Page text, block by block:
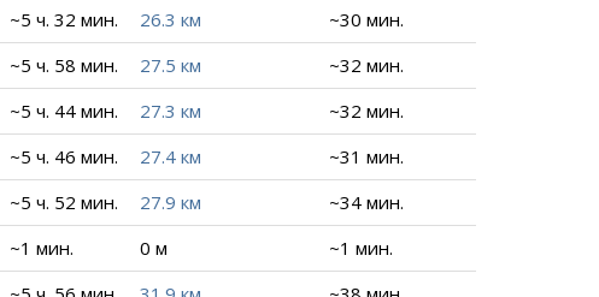
~5 ч. 32 мин. 26.3 км
~30 мин.
~5 ч. 58 мин. 27.5 км
~32 мин.
~5 ч. 44 мин. 27.3 км
~32 мин.
~5 ч. 46 мин. 27.4 км
~31 мин.
~5 ч. 52 мин. 27.9 км
~34 мин.
~1 мин. 0 м
~1 мин.